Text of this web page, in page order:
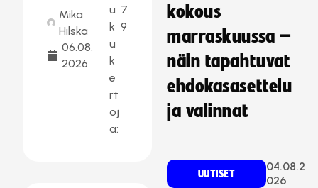
Mika
Hilska
06.08.
2026
u
k
u
k
e
rt
oj
a:
7
9
kokous
marraskuussa –
näin tapahtuvat
ehdokasasettelu
ja valinnat
UUTISET
04.08.2
026